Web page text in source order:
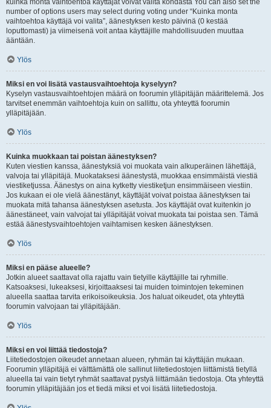
kuinka monta vaihtoehtoa käyttäjät voivat valita kohdasta You can also set the
number of options users may select during voting under “Kuinka monta
vaihtoehtoa käyttäjä voi valita”, äänestyksen kesto päivinä (0 kestää
loputtomasti) ja viimeisenä voit antaa käyttäjille mahdollisuuden muuttaa
ääntään.
Ylös
Miksi en voi lisätä vastausvaihtoehtoja kyselyyn?
Kyselyn vastausvaihtoehtojen määrä on foorumin ylläpitäjän määrittelemä. Jos
tarvitset enemmän vaihtoehtoja kuin on sallittu, ota yhteyttä foorumin
ylläpitäjään.
Ylös
Kuinka muokkaan tai poistan äänestyksen?
Kuten viestien kanssa, äänestyksiä voi muokata vain alkuperäinen lähettäjä,
valvoja tai ylläpitäjä. Muokataksesi äänestystä, muokkaa ensimmäistä viestiä
viestiketjussa. Äänestys on aina kytketty viestiketjun ensimmäiseen viestiin.
Jos kukaan ei ole vielä äänestänyt, käyttäjät voivat poistaa äänestyksen tai
muokata mitä tahansa äänestyksen asetusta. Jos käyttäjät ovat kuitenkin jo
äänestäneet, vain valvojat tai ylläpitäjät voivat muokata tai poistaa sen. Tämä
estää äänestysvaihtoehtojen vaihtamisen kesken äänestyksen.
Ylös
Miksi en pääse alueelle?
Jotkin alueet saattavat olla rajattu vain tietyille käyttäjille tai ryhmille.
Katsoaksesi, lukeaksesi, kirjoittaaksesi tai muiden toimintojen tekeminen
alueella saattaa tarvita erikoisoikeuksia. Jos haluat oikeudet, ota yhteyttä
foorumin valvojaan tai ylläpitäjään.
Ylös
Miksi en voi liittää tiedostoja?
Liitetiedostojen oikeudet annetaan alueen, ryhmän tai käyttäjän mukaan.
Foorumin ylläpitäjä ei välttämättä ole sallinut liitetiedostojen liittämistä tietyllä
alueella tai vain tietyt ryhmät saattavat pystyä liittämään tiedostoja. Ota yhteyttä
foorumin ylläpitäjään jos et tiedä miksi et voi lisätä liitetiedostoja.